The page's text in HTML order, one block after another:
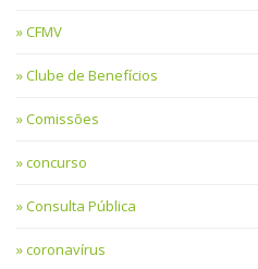
CFMV
Clube de Benefícios
Comissões
concurso
Consulta Pública
coronavírus